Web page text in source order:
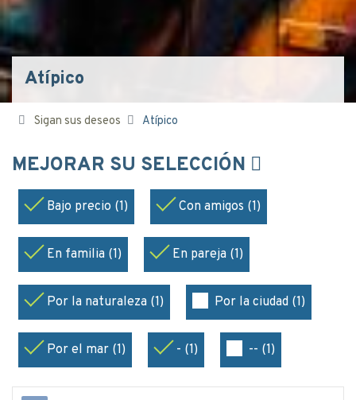
Atípico
Sigan sus deseos Atípico
MEJORAR SU SELECCIÓN
Bajo precio (1) Con amigos (1)
En familia (1) En pareja (1)
Por la naturaleza (1) Por la ciudad (1)
Por el mar (1) - (1) -- (1)